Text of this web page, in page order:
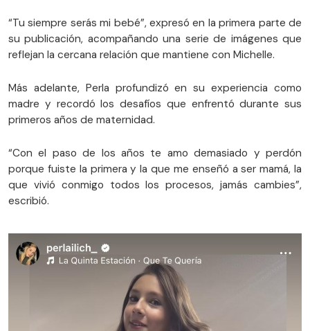
“Tu siempre serás mi bebé”, expresó en la primera parte de
su publicación, acompañando una serie de imágenes que
reflejan la cercana relación que mantiene con Michelle.
Más adelante, Perla profundizó en su experiencia como
madre y recordó los desafíos que enfrentó durante sus
primeros años de maternidad.
“Con el paso de los años te amo demasiado y perdón
porque fuiste la primera y la que me enseñó a ser mamá, la
que vivió conmigo todos los procesos, jamás cambies”,
escribió.